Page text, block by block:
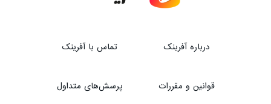
درباره آفرینک تماس با آفرینک
قوانین و مقررات پرسش‌های متداول